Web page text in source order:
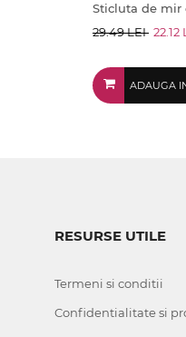
Sticluta de mir
29.49 LEI 22.12
ADAUGA
RESURSE UTILE
Termeni si conditii
Confidentialitate si